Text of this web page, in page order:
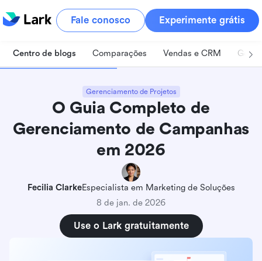
Fale conosco Experimente grátis
Centro de blogs Comparações Vendas e CRM
Gerenciamento de Projetos
O Guia Completo de
Gerenciamento de Campanhas
em 2026
Fecilia ClarkeEspecialista em Marketing de Soluções
8 de jan. de 2026
Use o Lark gratuitamente